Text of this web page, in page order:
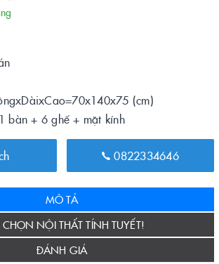
(cm)
bàn + 6 ghế + mặt kính
0822334646
MÔ TẢ
NỘI THẤT TÍNH TUYẾT!
ĐÁNH GIÁ